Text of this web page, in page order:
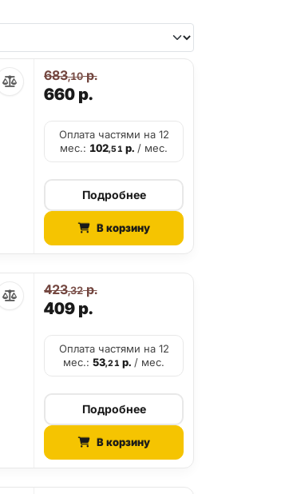
660р.
683,10р.
Оплата частями на 12
мес.: 102,51 р./ мес.
Подробнее
В корзину
409р.
423,32р.
Оплата частями на 12
мес.:53,21 р./ мес.
Подробнее
В корзину